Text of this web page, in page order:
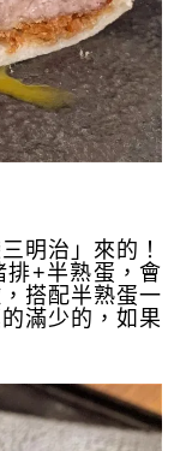
明治」來的！
排+半熟蛋，會
搭配半熟蛋一
滿少的，如果